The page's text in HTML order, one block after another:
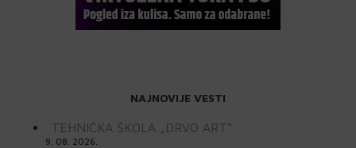
NAJNOVIJE VESTI
TEHNIČKA ŠKOLA „DRVO ART“
9. 08. 2026.